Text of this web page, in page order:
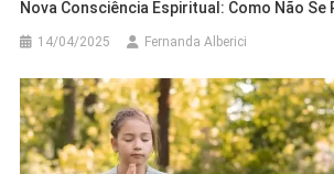
Nova Consciência Espiritual: Como Não Se
14/04/2025 Fernanda Alberici